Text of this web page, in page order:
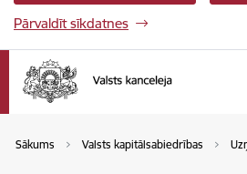
Pārvaldīt sīkdatnes
Sākums Valsts kapitālsabiedrības